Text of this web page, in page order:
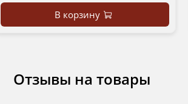
В корзину
Отзывы на товары